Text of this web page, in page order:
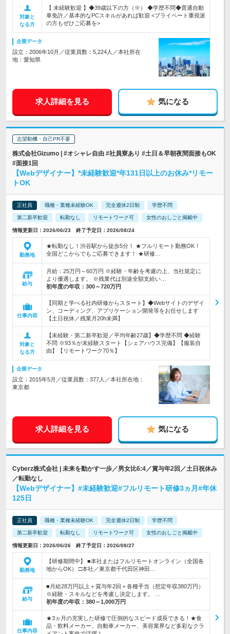
対象と
なる方
【 未経験歓迎 】◆39歳以下の方（※） ◆学歴不問◆普通自動
車免許／基本的なPCスキルがあれば歓迎 <プライベート重視派
の方もぜひご応募を>
企業データ
設立：2006年10月／従業員数：5,224人／本社所在
地：愛知県
求人詳細を見る 気になる
志望動機・自己PR不要
株式会社Gizumo | #オシャレ自由 #社員寮あり #土日＆早朝夜間面接もOK
#面接1回
【Webデザイナー】*未経験歓迎*年131日以上のお休み*リモー
トOK
正社員 職種・業種未経験OK 完全週休2日制 学歴不問
第二新卒歓迎 転勤なし リモートワーク可 女性のおしごと掲載中
情報更新日：2026/06/23 終了予定日：2026/08/24
勤務地
★転勤なし！渋谷駅から徒歩5分！ ★フルリモート勤務OK！
全国どこからでもご応募できます！ ★研修…
給与
月給：25万円～60万円 ※経験・年齢を考慮の上、当社規定に
より優遇します。 ※残業代は別途全額支給い…
初年度の年収： 300～720万円
仕事内容
【同期と学べる社内研修からスタート】◆Webサイトのデザイ
ン、コーディング、アプリケーション開発等をお任せします
【土日祝休／残業月20h未満】
対象と
なる方
【未経験・第二新卒歓迎／平均年齢27歳】◆学歴不問 ◆経験
不問 ※93％が未経験スタート【シェアハウス完備】【服装自
由】【リモートワーク70％】
企業データ
設立：2015年5月／従業員数：377人／本社所在地：
東京都
求人詳細を見る 気になる
Cyberz株式会社 | 未来を動かす一歩／男女比6:4／賞与年2回／土日祝休み
／転勤なし
【Webデザイナー】#未経験歓迎#フルリモート研修3ヵ月#年休
125日
正社員 職種・業種未経験OK 完全週休2日制 学歴不問
第二新卒歓迎 転勤なし リモートワーク可 女性のおしごと掲載中
情報更新日：2026/06/26 終了予定日：2026/08/27
勤務地
【研修期間中】 ■本社またはフルリモートオンライン（全国各
地からOK） □本社／東京都千代田区神田…
給与
■月給28万円以上＋賞与年2回＋各種手当（想定年収380万円）
※経験・スキルなどを考慮し決定します。 …
初年度の年収： 380～1,000万円
仕事内容
★3ヵ月の充実した研修で圧倒的なスピード成長できる！★食
品・飲料メーカー、自動車メーカー、美容業界など多彩なクラ